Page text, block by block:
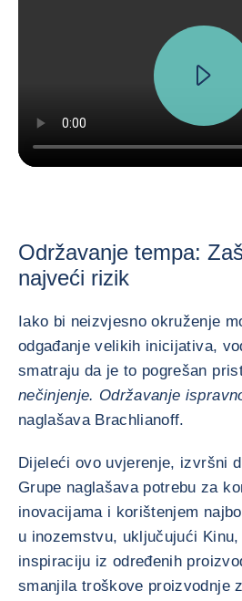
Održavanje tempa:
najveći rizik
Iako bi neizvjesno okruženje
odgađanje velikih inicijativa,
smatraju da je to pogrešan
nečinjenje. Održavanje
naglašava Brachlianoff.
Dijeleći ovo uvjerenje, izvršni
Grupe naglašava potrebu za
inovacijama i korištenjem
u inozemstvu, uključujući
inspiraciju iz određenih
smanjila troškove proizvodnje